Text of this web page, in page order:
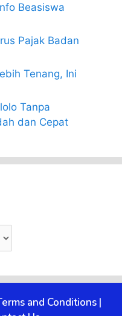
Beasiswa
Pajak Badan
Tenang, Ini
Tanpa
dan Cepat
and Conditions|